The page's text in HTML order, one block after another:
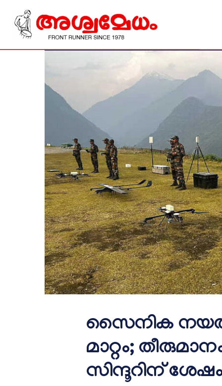
സൈനിക
മാറ്റം;
സിന്ദൂറിന്